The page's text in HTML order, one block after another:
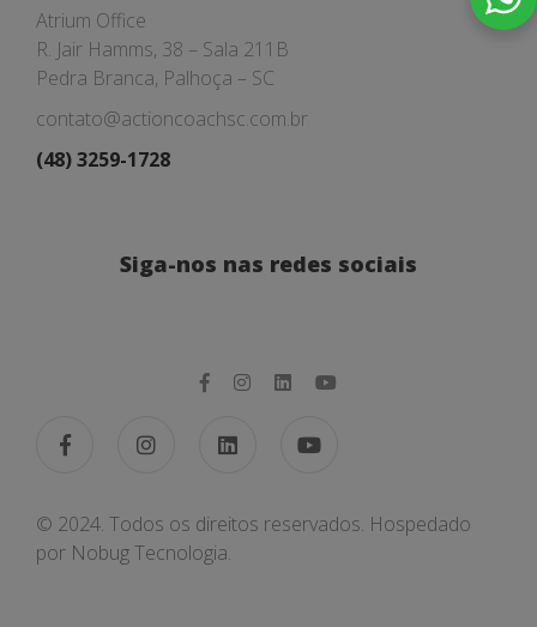
Atrium Office
R. Jair Hamms, 38 – Sala 211B
Pedra Branca, Palhoça – SC
contato@actioncoachsc.com.br
(48) 3259-1728
Siga-nos nas redes sociais
© 2024. Todos os direitos reservados. Hospedado
por Nobug Tecnologia.